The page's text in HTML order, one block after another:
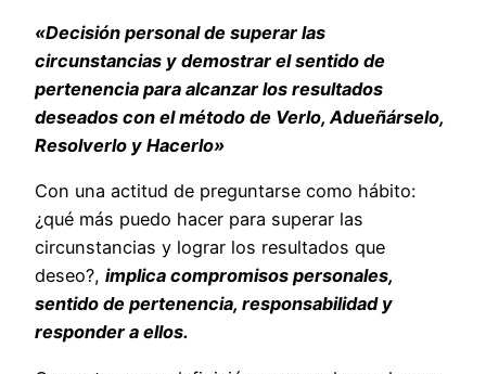
«Decisión personal de superar las
circunstancias y demostrar el sentido de
pertenencia para alcanzar los resultados
deseados con el método de Verlo, Adueñárselo,
Resolverlo y Hacerlo»
Con una actitud de preguntarse como hábito:
¿qué más puedo hacer para superar las
circunstancias y lograr los resultados que
deseo?, implica compromisos personales,
sentido de pertenencia, responsabilidad y
responder a ellos.